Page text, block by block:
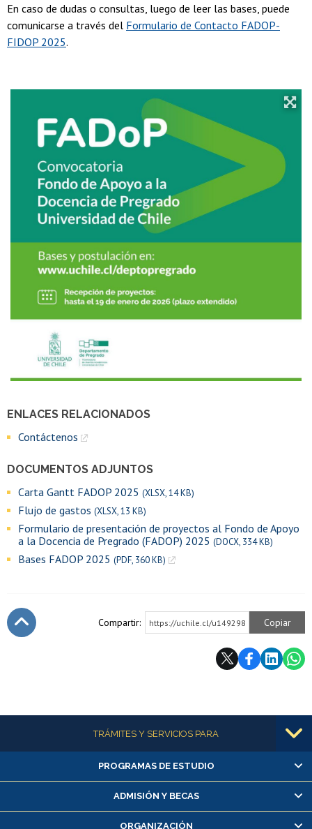
ENLACES RELACIONADOS
Contáctenos
DOCUMENTOS ADJUNTOS
Carta Gantt FADOP 2025 (XLSX, 14 KB)
Flujo de gastos (XLSX, 13 KB)
Formulario de presentación de proyectos al Fondo de Apoyo
a la Docencia de Pregrado (FADOP) 2025 (DOCX, 334 KB)
Bases FADOP 2025 (PDF, 360 KB)
En caso de dudas o consultas, luego de leer las bases, puede
comunicarse a través del Formulario de Contacto FADOP-
FIDOP 2025.
Compartir: https://uchile.cl/u149298 Copiar
Más informaciónTRÁMITES Y SERVICIOS PARA
Alumnas/os y exalumnas/os
Matrícula en línea
Inscripción y cambio de asignaturas
PROGRAMAS DE ESTUDIO
ADMISIÓN Y BECAS
ORGANIZACIÓN